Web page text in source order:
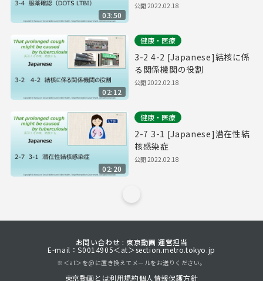
03:50
公開2022.02.18
02:12
健康・医療
3-2 4-2 [Japanese]結核に係
る関係機関の役割
公開2022.02.18
02:20
健康・医療
2-7 3-1 [Japanese]潜在性結
核感染症
公開2022.02.18
お問い合わせ : 東京動画 運営担当
E-mail：S0014905＜at＞section.metro.tokyo.jp
※＜at＞を@に置き換えてメールをお送りください。
東京動画とは利用規約個人情報保護方針